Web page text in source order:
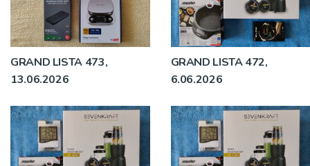
GRAND LISTA 473,
13.06.2026
GRAND LISTA 472,
6.06.2026